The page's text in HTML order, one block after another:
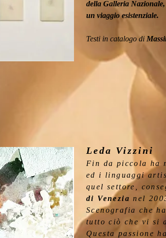
della Galleria
un viaggio esistenziale.
Testi in catalogo di
Leda Vizzini
Fin da piccola ha
ed i linguaggi
quel settore,
di Venezia nel
Scenografia che
tutto ciò che vi si
Questa passione